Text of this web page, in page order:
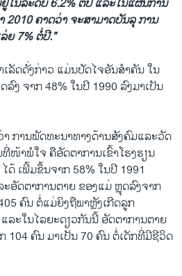
2010 ຄາດວ່າ ຈະສາມາດບັນລຸ ການ
ຍ 7% ຕໍ່ປີ.”
ລັດດັ່ງກ່າວ ແມ່ນປັດໄຈອັນສຳຄັນ ໃນ
ງ ຈາກ 48% ໃນປີ 1990 ລົງມາເປັນ
ການພັດທະນາທາງດ້ານສັງຄົມແລະວັດ
ໜ້າພໍໃຈ ຄືອັດຕາການເຂົ້າໂຮງຮຽນ
ເພີ້ມຂຶ້ນຈາກ 58% ໃນປີ 1991
ະອັດຕາການຕາຍ ຂອງແມ່ ຫຼຸດລົງຈາກ
ຄົນ ຕໍ່ແມ່ຍິງຖືພາຫຼັງເກີດລູກ
ລະໃນ​ໄລຍະດຽວກັນນີ້ ອັດຕາການຕາຍ
104 ຄົນ ມາເປັນ 70 ຄົນ ຕໍ່ເດັກທີ່ມີຊີວິດ